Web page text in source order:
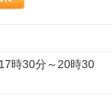
時30分～20時30